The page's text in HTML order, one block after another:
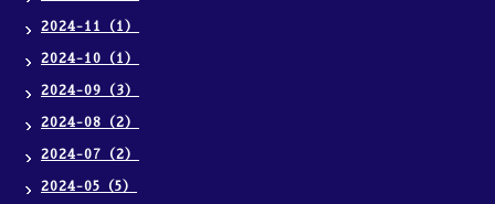
2024-11（1）
2024-10（1）
2024-09（3）
2024-08（2）
2024-07（2）
2024-05（5）